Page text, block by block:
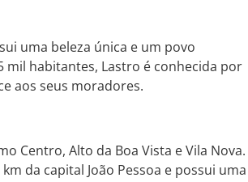
uma beleza única e um povo
habitantes, Lastro é conhecida por
aos seus moradores.
Centro, Alto da Boa Vista e Vila Nova.
da capital João Pessoa e possui uma